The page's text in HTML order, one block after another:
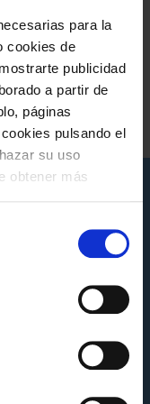
para la
cookies de
publicidad
a partir de
páginas
pulsando el
su uso
obtener más